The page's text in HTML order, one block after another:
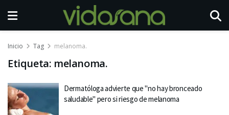
Inicio Tag melanoma.
Etiqueta: melanoma.
Dermatóloga advierte que "no hay bronceado
saludable" pero si riesgo de melanoma